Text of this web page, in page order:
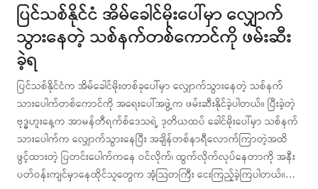
ပြင်သစ်နိုင်ငံ အိမ်ခေါင်မိုးပေါ်မှာ လျှောက်
သွားနေတဲ့ သစ်နက်တစ်ကောင်ကို ဖမ်းဆီး
ခဲ့ရ
ပြင်သစ်နိုင်ငံက အိမ်ခေါင်မိုးတစ်ခုပေါ်မှာ လျှောက်သွားနေတဲ့ သစ်နက်
သားပေါက်တစ်ကောင်ကို အရေးပေါ်အဖွဲ့က ဖမ်းဆီးနိုင်ခဲ့ပါတယ်။ ပြီးခဲ့တဲ့
ဗုဒ္ဓဟူးနေ့က အာမန်တီရက်စ်ဒေသရဲ့ ဒုတိယထပ် ခေါင်မိုးပေါ်မှာ သစ်နက်
သားပေါက်က လျှောက်သွားနေပြီး အချိန်တစ်နာရီလောက်ကြာတဲ့အထိ
ဖွင့်ထားတဲ့ ပြတင်းပေါက်ကနေ ဝင်လိုက်၊ ထွက်လိုက်လုပ်နေတာကို အနီး
ပတ်ဝန်းကျင်မှာနေထိုင်သူတွေက အံ့သြတကြီး ငေးကြည့်ခဲ့ကြပါတယ်။…